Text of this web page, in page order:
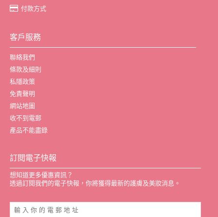
付款方式
客戶服務
聯絡我們
條款及細則
私隱政策
免責聲明
網站地圖
收不到電郵
產品不能盡錄
訂閱電子快報
想知道更多優惠資訊？
透過訂閱我們的電子快報，你將獲得最新的護膚及美妝消息。